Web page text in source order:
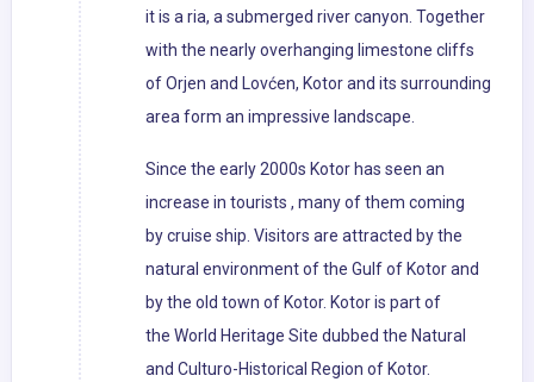
it is a ria, a submerged river canyon. Together
with the nearly overhanging limestone cliffs
of Orjen and Lovćen, Kotor and its surrounding
area form an impressive landscape.
Since the early 2000s Kotor has seen an
increase in tourists , many of them coming
by cruise ship. Visitors are attracted by the
natural environment of the Gulf of Kotor and
by the old town of Kotor. Kotor is part of
the World Heritage Site dubbed the Natural
and Culturo-Historical Region of Kotor.